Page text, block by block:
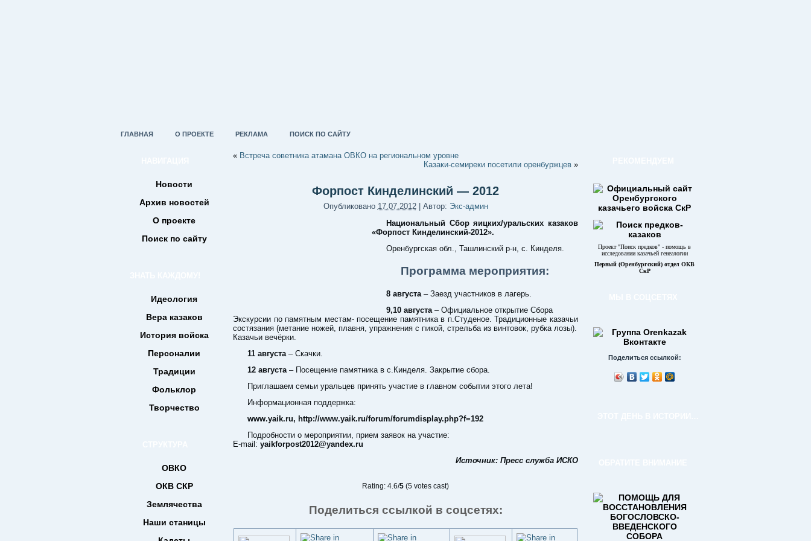
ГЛАВНАЯ О ПРОЕКТЕ РЕКЛАМА ПОИСК ПО САЙТУ
Новости
Архив новостей
О проекте
Поиск по сайту
Идеология
Вера казаков
История войска
Персоналии
Традиции
Фольклор
Творчество
ОВКО
ОКВ СКР
Землячества
Наши станицы
« Встреча советника атамана ОВКО на региональном уровне
Казаки-семиреки посетили оренбуржцев »
Форпост Кинделинский — 2012
Опубликовано 17.07.2012| Автор: Экс-админ
Национальный Сбор яицких/уральских казаков
«Форпост Кинделинский-2012».
Оренбургская обл., Ташлинский р-н, с. Кинделя.
Программа мероприятия:
8 августа– Заезд участников в лагерь.
9,10 августа– Официальное открытие Сбора
Экскурсии по памятным местам- посещение памятника в п.Студеное. Традиционные казачьи
состязания (метание ножей, плавня, упражнения с пикой, стрельба из винтовок, рубка лозы).
Казачьи вечёрки.
11 августа– Скачки.
12 августа– Посещение памятника в с.Кинделя. Закрытие сбора.
Приглашаем семьи уральцев принять участие в главном событии этого лета!
Информационная поддержка:
www.yaik.ru, http://www.yaik.ru/forum/forumdisplay.php?f=192
Подробности о мероприятии, прием заявок на участие:
E-mail: yaikforpost2012@yandex.ru
Источник: Пресс служба ИСКО
Rating: 4.6/5 (5 votes cast)
Поделиться ссылкой в соцсетях:
Проект "Поиск предков" - помощь в
исследовании казачьей генеалогии
Первый (Оренбургский) отдел ОКВ
СкР
Поделиться ссылкой: